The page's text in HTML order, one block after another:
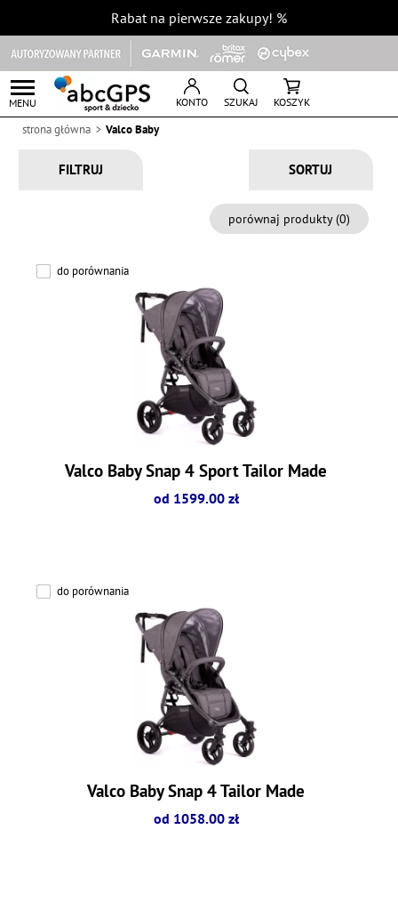
Rabat na pierwsze zakupy! %
MENU KONTO SZUKAJ KOSZYK
strona główna Valco Baby
FILTRUJ
porównaj produkty (0)
do porównania
Valco Baby Snap 4 Sport Tailor Made
od 1599.00 zł
do porównania
Valco Baby Snap 4 Tailor Made
od 1058.00 zł